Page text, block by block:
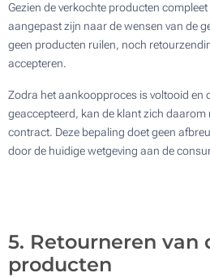
Gezien de verkochte producten
aangepast zijn naar de wensen van de
geen producten ruilen, noch
accepteren.
Zodra het aankoopproces is voltooid en
geaccepteerd, kan de klant zich daarom
contract. Deze bepaling doet geen
door de huidige wetgeving aan de
5. Retourneren van
producten